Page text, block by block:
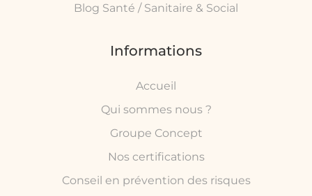
Blog Santé / Sanitaire & Social
Informations
Accueil
Qui sommes nous ?
Groupe Concept
Nos certifications
Conseil en prévention des risques